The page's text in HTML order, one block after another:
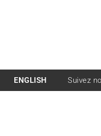
ENGLISH Suivez